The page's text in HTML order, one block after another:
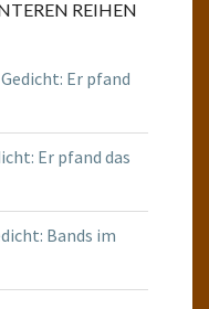
REIHEN
Er pfand
Er pfand das
Bands im